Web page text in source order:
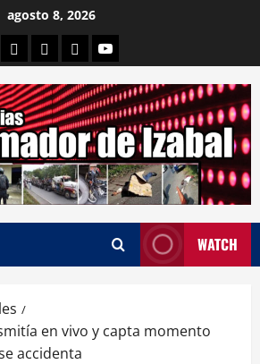
agosto 8, 2026
Departamental
Nacionales
Internacional
Canal
WATCH
en vivo y capta momento
accidenta